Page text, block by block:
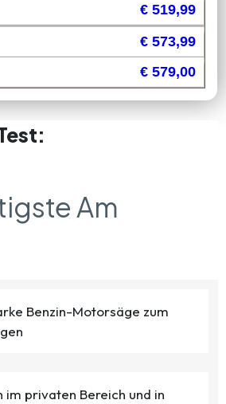
€ 519,99
€ 573,99
€ 579,00
Am
Benzin-Motorsäge zum
im privaten Bereich und in